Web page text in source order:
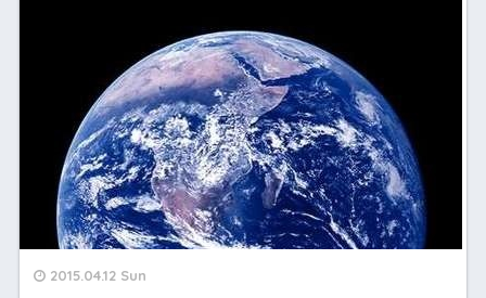
2015.04.12 Sun